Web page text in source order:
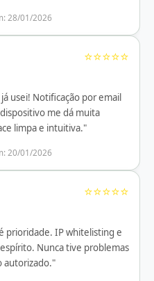
28/01/2026
⭐⭐⭐⭐⭐
usei! Notificação por email
me dá muita
limpa e intuitiva."
20/01/2026
⭐⭐⭐⭐⭐
prioridade. IP whitelisting e
Nunca tive problemas
autorizado."